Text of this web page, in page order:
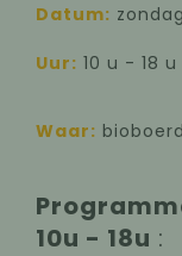
Datum:
Uur: 10 u - 18 u
Waar:
10u - 18u :